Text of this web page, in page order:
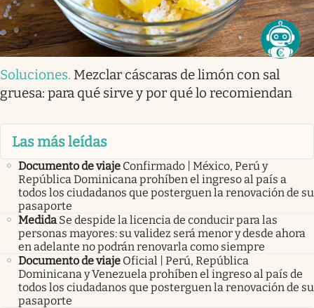
Soluciones. Mezclar cáscaras de limón con sal
gruesa: para qué sirve y por qué lo recomiendan
Las más leídas
Documento de viaje Confirmado | México, Perú y
República Dominicana prohíben el ingreso al país a
todos los ciudadanos que posterguen la renovación de su
pasaporte
Medida Se despide la licencia de conducir para las
personas mayores: su validez será menor y desde ahora
en adelante no podrán renovarla como siempre
Documento de viaje Oficial | Perú, República
Dominicana y Venezuela prohíben el ingreso al país de
todos los ciudadanos que posterguen la renovación de su
pasaporte